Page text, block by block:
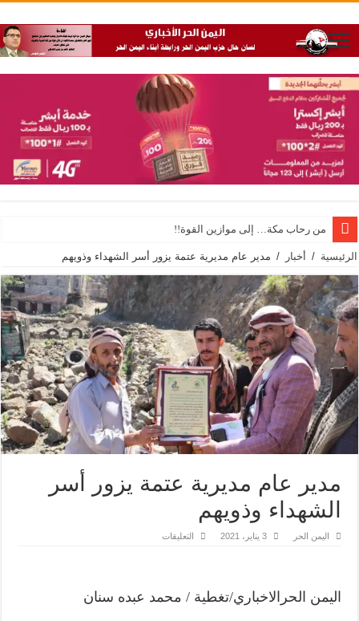
من رحاب مكة… إلى موازين القوة!!
الرئيسية / أخبار / مدير عام مديرية عتمة يزور أسر الشهداء وذويهم
مدير عام مديرية عتمة يزور أسر
الشهداء وذويهم
اليمن الحر 3 يناير، 2021 التعليقات
أسر
اليمن الحرالاخباري/تغطية / محمد عبده سنان